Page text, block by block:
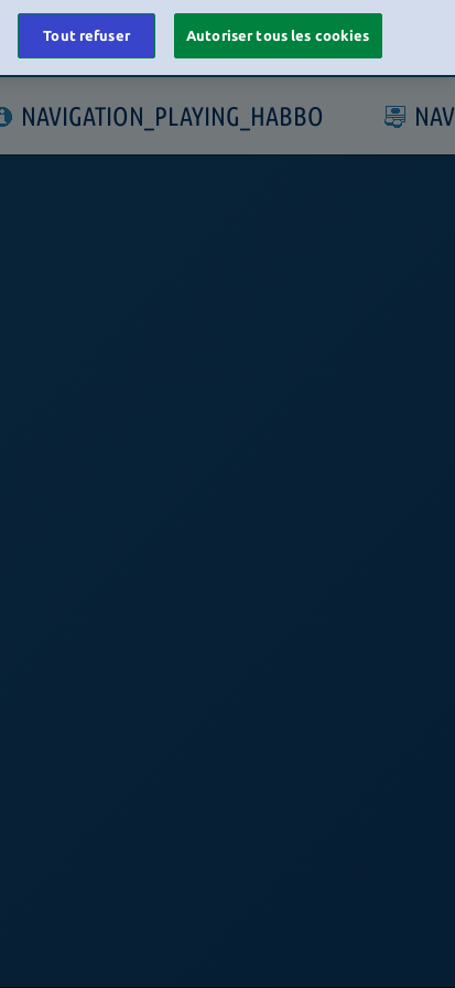
LOGIN
NAVIGATION_PLAYING_HABBO
Tout refuser Autoriser tous les cookies